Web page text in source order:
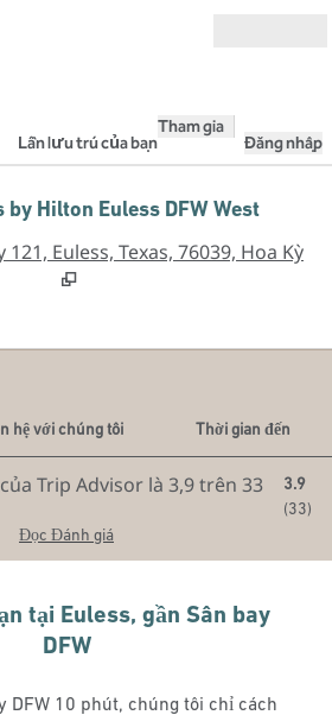
Lần lưu trú của bạn
Tham gia
Đăng nhập
by Hilton Euless DFW West
Euless, Texas, 76039, Hoa Kỳ
hệ với chúng tôi
Thời gian đến
3.9
(33)
Đọc Đánh giá
tại Euless, gần Sân bay
DFW
DFW 10 phút, chúng tôi chỉ cách